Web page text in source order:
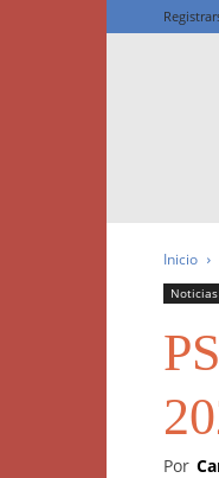
Inicio
Noticias
Por